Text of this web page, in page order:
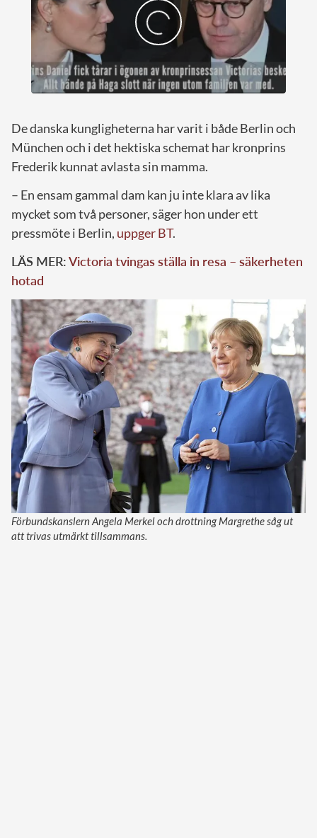
De danska kungligheterna har varit i både Berlin och
München och i det hektiska schemat har kronprins
Frederik kunnat avlasta sin mamma.
– En ensam gammal dam kan ju inte klara av lika
mycket som två personer, säger hon under ett
pressmöte i Berlin, uppger BT.
LÄS MER:Victoria tvingas ställa in resa – säkerheten
hotad
Förbundskanslern Angela Merkel och drottning Margrethe såg ut
att trivas utmärkt tillsammans.